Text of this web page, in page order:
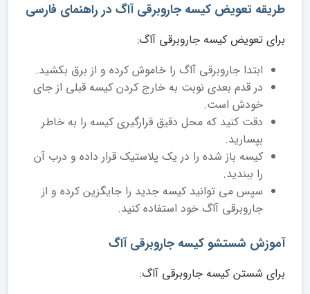
طریقه تعویض کیسه جاروبرقی آاگ در راهنمای فارسی
برای تعویض کیسه جاروبرقی آاگ:
ابتدا جاروبرقی آاگ را خاموش کرده و از برق بکشید.
در قدم بعدی نوبت به خارج کردن کیسه قبلی از جای
خودش است.
دقت کنید که محل دقیق قرارگیری کیسه را به خاطر
بپسارید.
کیسه باز شده را در یک پلاستیک قرار داده و درب آن
را ببندید.
سپس می توانید کیسه جدید را جایگزین کرده و از
جاروبرقی آاگ خود استفاده کنید.
آموزش شستشو کیسه جاروبرقی آاگ
برای شستن کیسه جاروبرقی آاگ: